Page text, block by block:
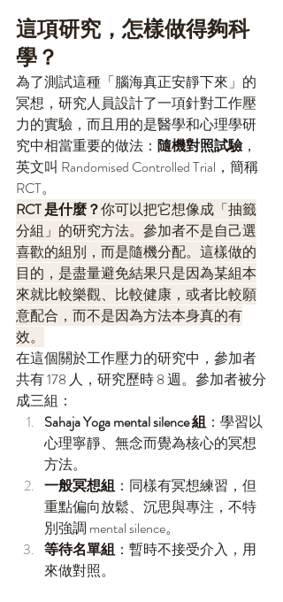
這項研究，怎樣做得夠科
學？
為了測試這種「腦海真正安靜下來」的
冥想，研究人員設計了一項針對工作壓
力的實驗，而且用的是醫學和心理學研
究中相當重要的做法： 隨機對照試驗，
英文叫 Randomised Controlled Trial，簡稱
RCT。
RCT 是什麼？你可以把它想像成「抽籤
分組」的研究方法。參加者不是自己選
喜歡的組別，而是隨機分配。這樣做的
目的，是盡量避免結果只是因為某組本
來就比較樂觀、比較健康，或者比較願
意配合，而不是因為方法本身真的有
效。
在這個關於工作壓力的研究中，參加者
共有 178 人，研究歷時 8 週。參加者被分
成三組：
Sahaja Yoga mental silence 組：學習以
心理寧靜、無念而覺為核心的冥想
方法。
一般冥想組：同樣有冥想練習，但
重點偏向放鬆、沉思與專注，不特
別強調 mental silence。
等待名單組：暫時不接受介入，用
來做對照。